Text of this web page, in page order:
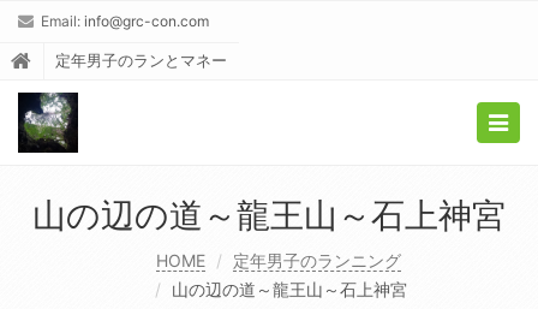
Email: info@grc-con.com
定年男子のランとマネー
山の辺の道～龍王山～石上神宮
HOME
定年男子のランニング
山の辺の道～龍王山～石上神宮